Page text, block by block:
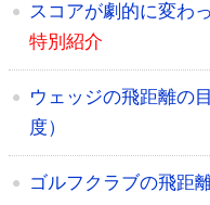
スコアが劇的に変わ
特別紹介
ウェッジの飛距離の
度）
ゴルフクラブの飛距